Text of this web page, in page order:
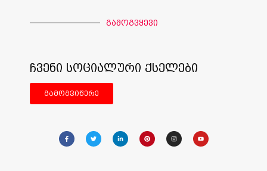
გამოგვყევი
ჩვენი სოციალური ქსელები
გამოგვიწერე